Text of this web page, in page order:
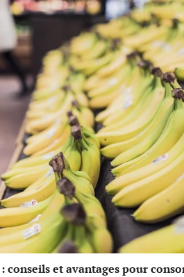
conseils et avantages pour